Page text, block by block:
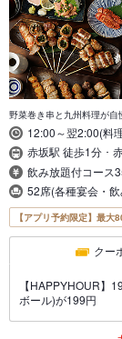
野菜巻き串と九州料理が自
12:00～翌2:00(料
赤坂駅 徒歩1分 ･
飲み放題付コース
52席(各種宴会・
【アプリ予約限定】最
クー
【HAPPYHOUR】
ボール)が199円